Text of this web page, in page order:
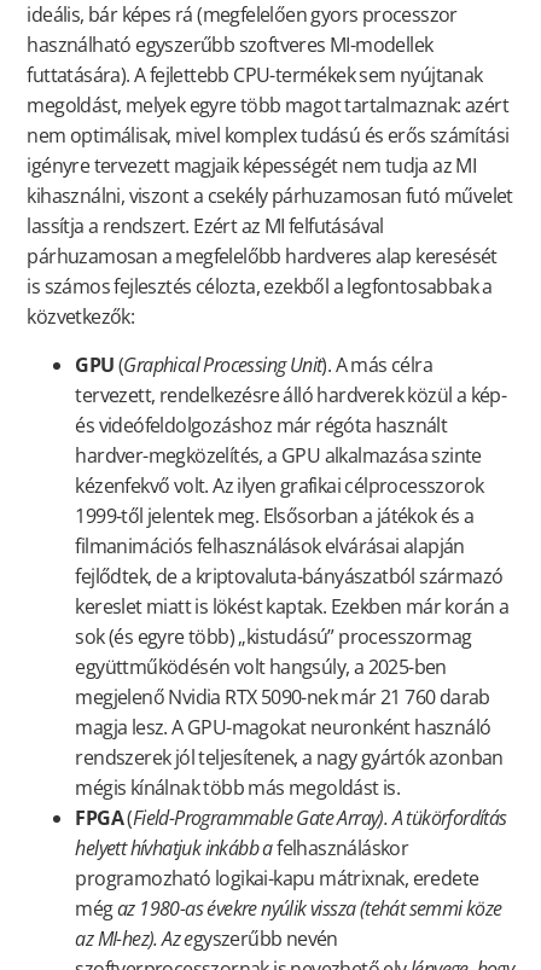
ideális, bár képes rá (megfelelően gyors processzor
használható egyszerűbb szoftveres MI-modellek
futtatására). A fejlettebb CPU-termékek sem nyújtanak
megoldást, melyek egyre több magot tartalmaznak: azért
nem optimálisak, mivel komplex tudású és erős számítási
igényre tervezett magjaik képességét nem tudja az MI
kihasználni, viszont a csekély párhuzamosan futó művelet
lassítja a rendszert. Ezért az MI felfutásával
párhuzamosan a megfelelőbb hardveres alap keresését
is számos fejlesztés célozta, ezekből a legfontosabbak a
közvetkezők:
GPU(Graphical Processing Unit). A más célra
tervezett, rendelkezésre álló hardverek közül a kép-
és videófeldolgozáshoz már régóta használt
hardver-megközelítés, a GPU alkalmazása szinte
kézenfekvő volt. Az ilyen grafikai célprocesszorok
1999-től jelentek meg. Elsősorban a játékok és a
filmanimációs felhasználások elvárásai alapján
fejlődtek, de a kriptovaluta-bányászatból származó
kereslet miatt is lökést kaptak. Ezekben már korán a
sok (és egyre több) „kistudású” processzormag
együttműködésén volt hangsúly, a 2025-ben
megjelenő Nvidia RTX 5090-nek már 21 760 darab
magja lesz. A GPU-magokat neuronként használó
rendszerek jól teljesítenek, a nagy gyártók azonban
mégis kínálnak több más megoldást is.
FPGA(Field-Programmable Gate Array). A tükörfordítás
helyett hívhatjuk inkább afelhasználáskor
programozható logikai-kapu mátrixnak, eredete
mégaz 1980-as évekre nyúlik vissza (tehát semmi köze
az MI-hez). Az egyszerűbb nevén